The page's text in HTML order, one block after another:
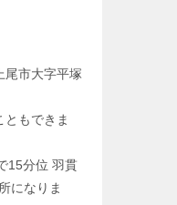
尾市大字平塚
ともできま
15分位 羽貫
になりま